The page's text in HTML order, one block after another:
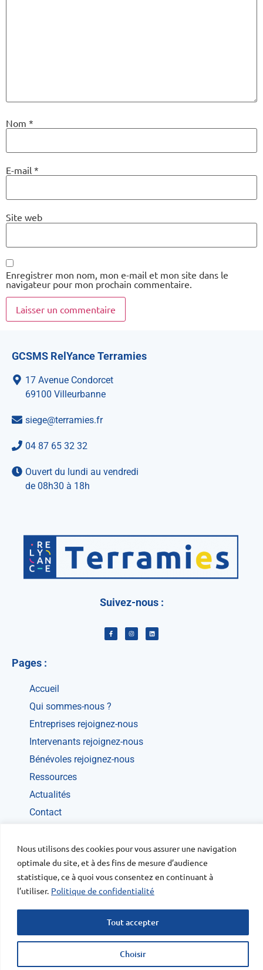
Nous utilisons des cookies pour vous assurer une navigation
optimale du site, et à des fins de mesure d’audience
statistique, ce à quoi vous consentez en continuant à
l’utiliser. Politique de confidentialité
Choisir
Tout accepter
Nom *
E-mail *
Site web
Enregistrer mon nom, mon e-mail et mon site dans le
navigateur pour mon prochain commentaire.
GCSMS RelYance Terramies
17 Avenue Condorcet
69100 Villeurbanne
siege@terramies.fr
04 87 65 32 32
Ouvert du lundi au vendredi
de 08h30 à 18h
Suivez-nous :
Pages :
Accueil
Qui sommes-nous ?
Entreprises rejoignez-nous
Intervenants rejoignez-nous
Bénévoles rejoignez-nous
Ressources
Actualités
Contact
Politique de confidentialité
Conditions générales d’utilisation
Le contenu du site est sous licence Creative Commons -
légales
Agence Web Lyon